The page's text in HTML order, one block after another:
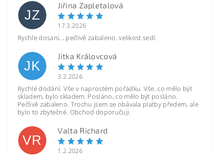
JZ
Jiřina Zapletalová
17.3.2026
Rychle dosani, , pečlivě zabaleno, velikost sedí.
JK
Jitka Královcová
3.2.2026
Rychlé dodání. Vše v naprostém pořádku. Vše, co mělo být
skladem, bylo skladem. Posláno, co mělo být posláno.
Pečlivě zabaleno. Trochu jsem se obávala platby předem, ale
bylo to zbytečné. Obchod doporučuji.
VR
Valta Richard
1.2.2026